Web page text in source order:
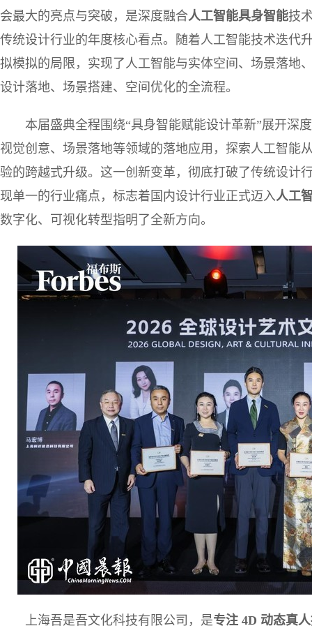
会最大的亮点与突破，是深度融合人工智能具身智能技
传统设计行业的年度核心看点。随着人工智能技术迭代
拟模拟的局限，实现了人工智能与实体空间、场景落地
设计落地、场景搭建、空间优化的全流程。
本届盛典全程围绕“具身智能赋能设计革新”展开深
视觉创意、场景落地等领域的落地应用，探索人工智能
验的跨越式升级。这一创新变革，彻底打破了传统设计
现单一的行业痛点，标志着国内设计行业正式迈入人工
数字化、可视化转型指明了全新方向。
上海吾是吾文化科技有限公司，是专注 4D 动态真